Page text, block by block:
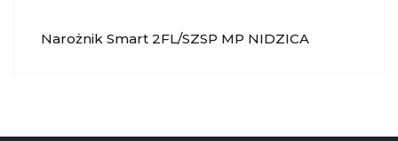
Narożnik Smart 2FL/SZSP MP NIDZICA